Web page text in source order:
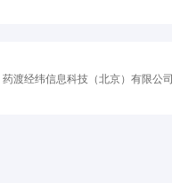
渡经纬信息科技（北京）有限公